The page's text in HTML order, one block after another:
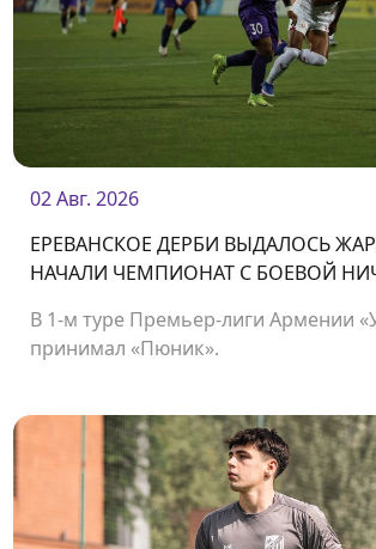
02 Авг. 2026
ЕРЕВАНСКОЕ ДЕРБИ ВЫДАЛОСЬ
НАЧАЛИ ЧЕМПИОНАТ С БОЕВОЙ
В 1-м туре Премьер-лиги Армении
принимал «Пюник».